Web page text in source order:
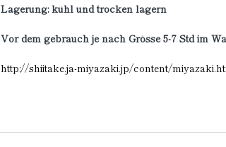
Lagerung: kühl und trocken lagern
Vor dem gebrauch je nach Grösse 5-7 Std im
http://shiitake.ja-miyazaki.jp/content/